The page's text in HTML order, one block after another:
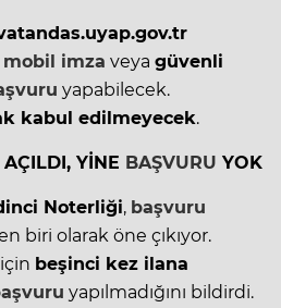
mobil imza veya güvenli
yapabilecek.
kabul edilmeyecek.
YİNE BAŞVURU YOK
Noterliği, başvuru
biri olarak öne çıkıyor.
için beşinci kez ilana
yapılmadığını bildirdi.